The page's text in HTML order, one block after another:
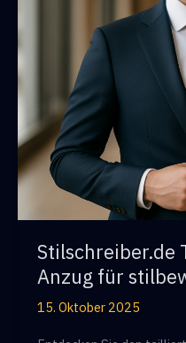
Stilschreiber.de
Anzug für
15. Oktober 2025